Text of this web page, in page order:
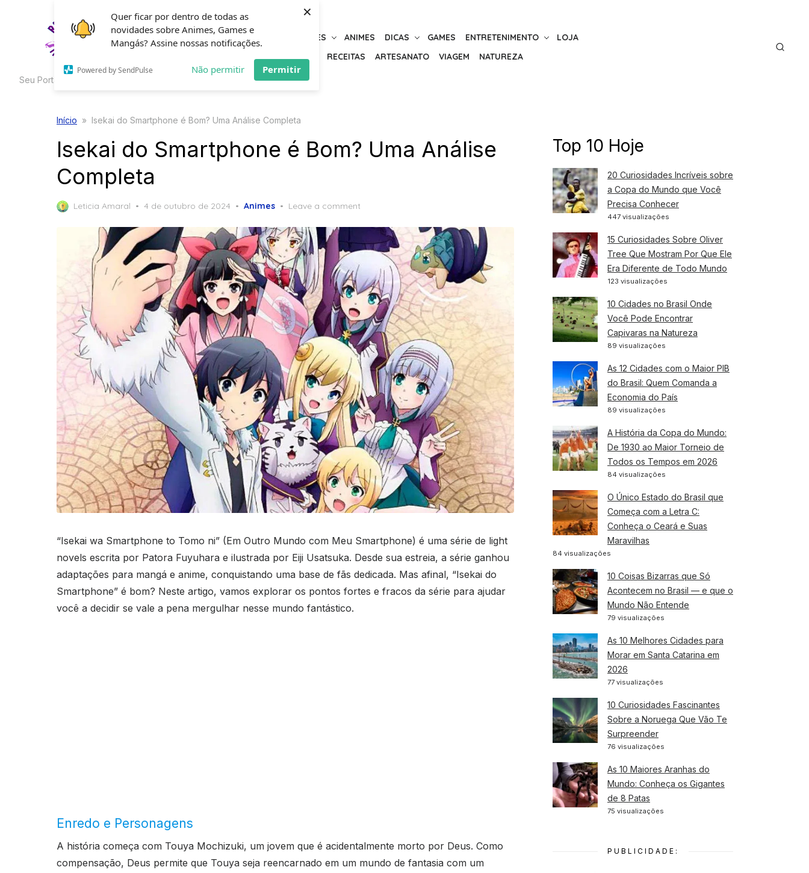
Quer ficar por dentro de todas as
novidades sobre Animes, Games e
Mangás? Assine nossas notificações.
Powered by SendPulse Não permitir Permitir
×
Seu Portal de Curiosidades
HOME CURIOSIDADES ANIMES DICAS GAMES ENTRETENIMENTO
LOJA
BELEZA
RECEITAS ARTESANATO VIAGEM NATUREZA
Início » Isekai do Smartphone é Bom? Uma Análise Completa
Isekai do Smartphone é Bom? Uma Análise
Completa
Leticia Amaral
Posted
4 de outubro de 2024 Animes Leave a comment
“Isekai wa Smartphone to Tomo ni” (Em Outro Mundo com Meu Smartphone) é uma série de light
novels escrita por Patora Fuyuhara e ilustrada por Eiji Usatsuka. Desde sua estreia, a série ganhou
adaptações para mangá e anime, conquistando uma base de fãs dedicada. Mas afinal, “Isekai do
Smartphone” é bom? Neste artigo, vamos explorar os pontos fortes e fracos da série para ajudar
você a decidir se vale a pena mergulhar nesse mundo fantástico.
Enredo e Personagens
A história começa com Touya Mochizuki, um jovem que é acidentalmente morto por Deus. Como
compensação, Deus permite que Touya seja reencarnado em um mundo de fantasia com um
Top 10 Hoje
20 Curiosidades Incríveis sobre
a Copa do Mundo que Você
Precisa Conhecer
447 visualizações
15 Curiosidades Sobre Oliver
Tree Que Mostram Por Que Ele
Era Diferente de Todo Mundo
123 visualizações
10 Cidades no Brasil Onde
Você Pode Encontrar
Capivaras na Natureza
89 visualizações
As 12 Cidades com o Maior PIB
do Brasil: Quem Comanda a
Economia do País
89 visualizações
A História da Copa do Mundo:
De 1930 ao Maior Torneio de
Todos os Tempos em 2026
84 visualizações
O Único Estado do Brasil que
Começa com a Letra C:
Conheça o Ceará e Suas
Maravilhas
84 visualizações
10 Coisas Bizarras que Só
Acontecem no Brasil — e que o
Mundo Não Entende
79 visualizações
As 10 Melhores Cidades para
Morar em Santa Catarina em
2026
77 visualizações
10 Curiosidades Fascinantes
Sobre a Noruega Que Vão Te
Surpreender
76 visualizações
As 10 Maiores Aranhas do
Mundo: Conheça os Gigantes
de 8 Patas
75 visualizações
PUBLICIDADE: